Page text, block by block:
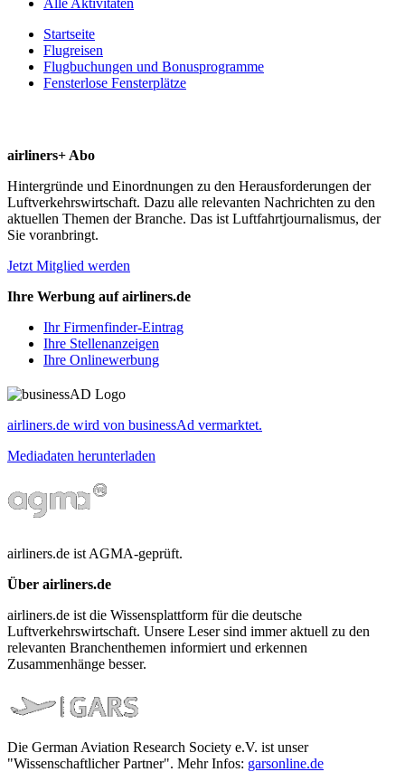
Startseite
Flugreisen
Flugbuchungen und Bonusprogramme
Fensterlose Fensterplätze
airliners+ Abo
Hintergründe und Einordnungen zu den Herausforderungen der
Luftverkehrswirtschaft. Dazu alle relevanten Nachrichten zu den
aktuellen Themen der Branche. Das ist Luftfahrtjournalismus, der
Sie voranbringt.
Jetzt Mitglied werden
Ihre Werbung auf airliners.de
Ihr Firmenfinder-Eintrag
Ihre Stellenanzeigen
Ihre Onlinewerbung
airliners.de wird von businessAd vermarktet.
Mediadaten herunterladen
airliners.de ist AGMA-geprüft.
Über airliners.de
airliners.de ist die Wissensplattform für die deutsche
Luftverkehrswirtschaft. Unsere Leser sind immer aktuell zu den
relevanten Branchenthemen informiert und erkennen
Zusammenhänge besser.
Die German Aviation Research Society e.V. ist unser
"Wissenschaftlicher Partner". Mehr Infos: garsonline.de